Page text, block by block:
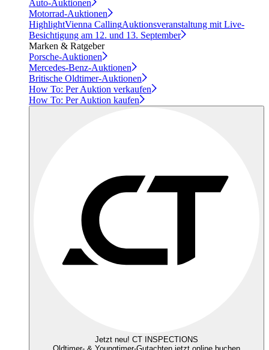
Auto-Auktionen
Motorrad-Auktionen
HighlightVienna CallingAuktionsveranstaltung mit Live-
Besichtigung am 12. und 13. September
Marken & Ratgeber
Porsche-Auktionen
Mercedes-Benz-Auktionen
Britische Oldtimer-Auktionen
How To: Per Auktion verkaufen
How To: Per Auktion kaufen
Jetzt neu! CT INSPECTIONS